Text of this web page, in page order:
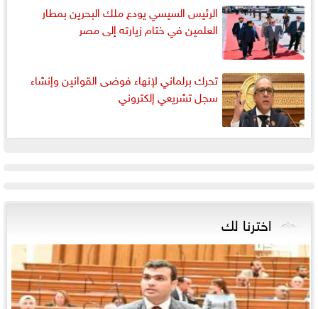
الرئيس السيسي يودع ملك البحرين بمطار
العلمين في ختام زيارته إلى مصر
تحرك برلماني لإنهاء فوضى القوانين وإنشاء
سجل تشريعي إلكتروني
اخترنا لك